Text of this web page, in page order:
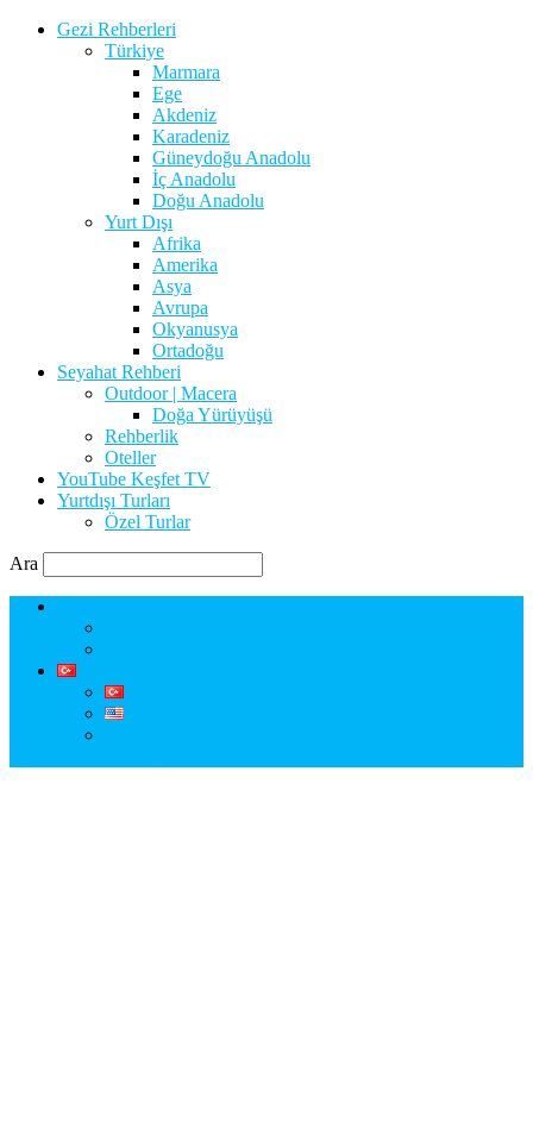
Gezi Rehberleri
Türkiye
Marmara
Ege
Akdeniz
Karadeniz
Güneydoğu Anadolu
İç Anadolu
Doğu Anadolu
Yurt Dışı
Afrika
Amerika
Asya
Avrupa
Okyanusya
Ortadoğu
Seyahat Rehberi
Outdoor | Macera
Doğa Yürüyüşü
Rehberlik
Oteller
YouTube Keşfet TV
Yurtdışı Turları
Özel Turlar
Ara